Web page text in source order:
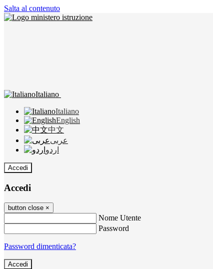
Salta al contenuto
Italiano
Italiano
English
中文
عربى
اردو
Accedi
Accedi
button close ×
Nome Utente
Password
Password dimenticata?